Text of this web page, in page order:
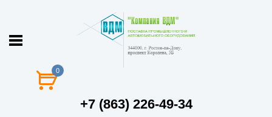
0
+7 (863) 226-49-34